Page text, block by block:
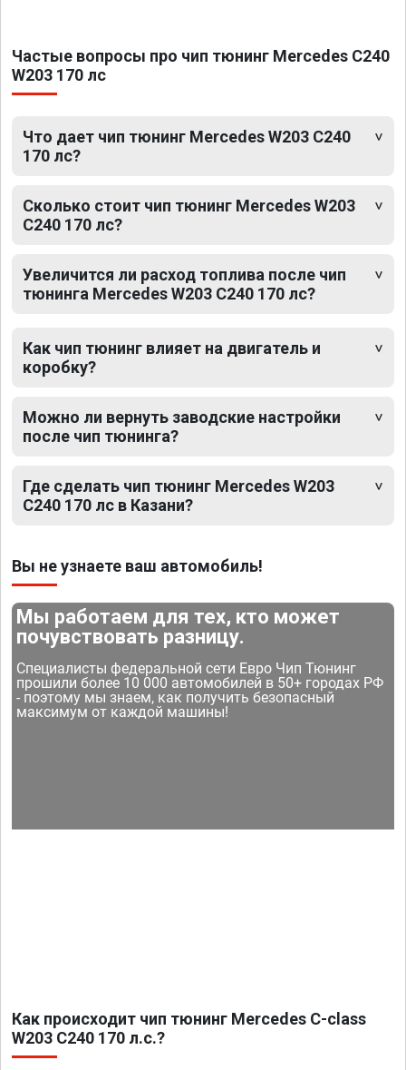
Частые вопросы про чип тюнинг Mercedes C240
W203 170 лс
Что дает чип тюнинг Mercedes W203 C240
170 лс?
Сколько стоит чип тюнинг Mercedes W203
C240 170 лс?
Увеличится ли расход топлива после чип
тюнинга Mercedes W203 C240 170 лс?
Как чип тюнинг влияет на двигатель и
коробку?
Можно ли вернуть заводские настройки
после чип тюнинга?
Где сделать чип тюнинг Mercedes W203
C240 170 лс в Казани?
Вы не узнаете ваш автомобиль!
Мы работаем для тех, кто может
почувствовать разницу.
Специалисты федеральной сети Евро Чип Тюнинг
прошили более 10 000 автомобилей в 50+ городах РФ
- поэтому мы знаем, как получить безопасный
максимум от каждой машины!
Как происходит чип тюнинг Mercedes C-class
W203 C240 170 л.с.?